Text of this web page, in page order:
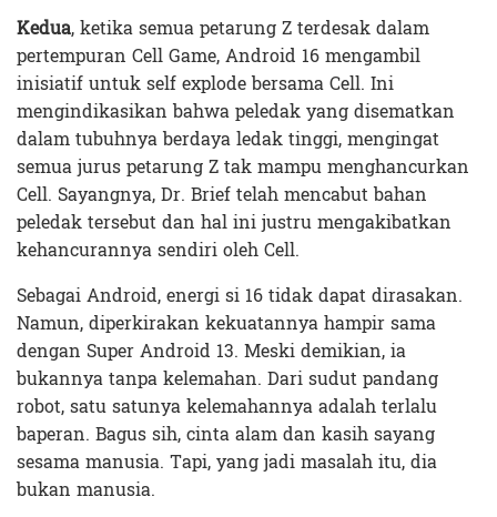
Kedua, ketika semua petarung Z terdesak dalam
pertempuran Cell Game, Android 16 mengambil
inisiatif untuk self explode bersama Cell. Ini
mengindikasikan bahwa peledak yang disematkan
dalam tubuhnya berdaya ledak tinggi, mengingat
semua jurus petarung Z tak mampu menghancurkan
Cell. Sayangnya, Dr. Brief telah mencabut bahan
peledak tersebut dan hal ini justru mengakibatkan
kehancurannya sendiri oleh Cell.
Sebagai Android, energi si 16 tidak dapat dirasakan.
Namun, diperkirakan kekuatannya hampir sama
dengan Super Android 13. Meski demikian, ia
bukannya tanpa kelemahan. Dari sudut pandang
robot, satu satunya kelemahannya adalah terlalu
baperan. Bagus sih, cinta alam dan kasih sayang
sesama manusia. Tapi, yang jadi masalah itu, dia
bukan manusia.